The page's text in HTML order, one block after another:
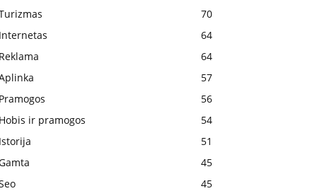
70
64
64
57
56
ir pramogos
54
51
45
45